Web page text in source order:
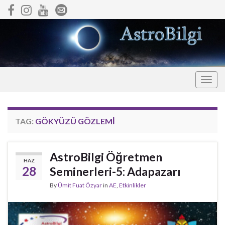
TAG: GÖKYÜZÜ GÖZLEMI
HAZ
28
AstroBilgi Öğretmen
Seminerleri-5: Adapazarı
ByÜmit Fuat Özyarin AE Etkinlikler